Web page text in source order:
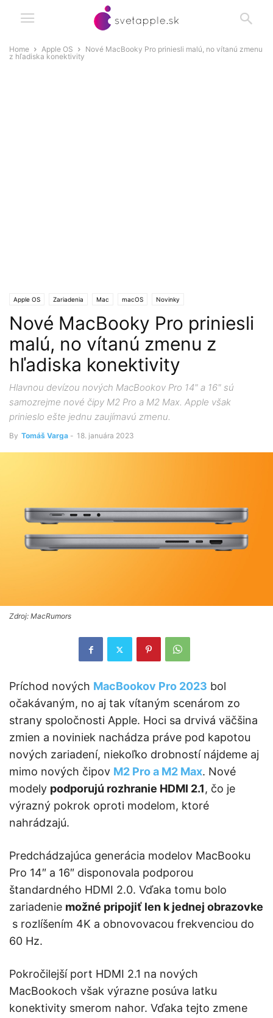
Home Apple OS
Nové MacBooky Pro priniesli malú, no vítanú zmenu
z hľadiska konektivity
Apple OS Zariadenia Mac macOS Novinky
Nové MacBooky Pro priniesli
malú, no vítanú zmenu z
hľadiska konektivity
Hlavnou devízou nových MacBookov Pro 14" a 16" sú
samozrejme nové čipy M2 Pro a M2 Max. Apple však
prinieslo ešte jednu zaujímavú zmenu.
By Tomáš Varga - 18. januára 2023
Zdroj: MacRumors
Príchod nových MacBookov Pro 2023 bol
očakávaným, no aj tak vítaným scenárom zo
strany spoločnosti Apple. Hoci sa drvivá väčšina
zmien a noviniek nachádza práve pod kapotou
nových zariadení, niekoľko drobností nájdeme aj
mimo nových čipov M2 Pro a M2 Max. Nové
modely podporujú rozhranie HDMI 2.1, čo je
výrazný pokrok oproti modelom, ktoré
nahrádzajú.
Predchádzajúca generácia modelov MacBooku
Pro 14″ a 16″ disponovala podporou
štandardného HDMI 2.0. Vďaka tomu bolo
zariadenie možné pripojiť len k jednej obrazovke
s rozlíšením 4K a obnovovacou frekvenciou do
60 Hz.
Pokročilejší port HDMI 2.1 na nových
MacBookoch však výrazne posúva latku
konektivity smerom nahor. Vďaka tejto zmene